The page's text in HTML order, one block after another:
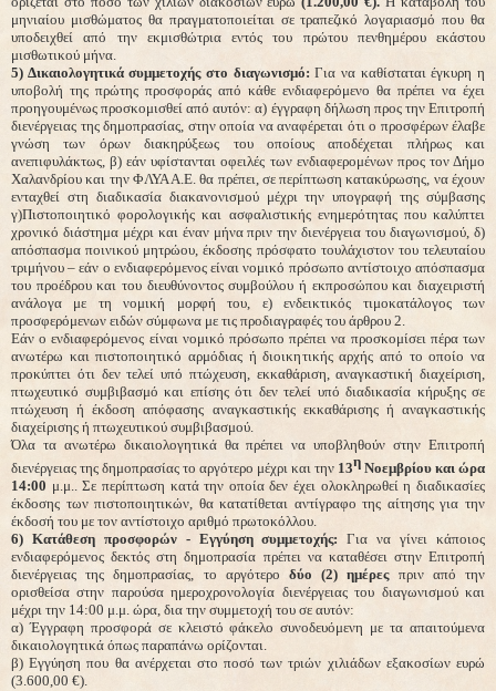
μηνιαίου μισθώματος θα πραγματοποιείται σε τραπεζικό λογαριασμό που θα
υποδειχθεί από την εκμισθώτρια εντός του πρώτου πενθημέρου εκάστου
μισθωτικού μήνα.
5) Δικαιολογητικά συμμετοχής στο διαγωνισμό:Για να καθίσταται έγκυρη η
υποβολή της πρώτης προσφοράς από κάθε ενδιαφερόμενο θα πρέπει να έχει
προηγουμένως προσκομισθεί από αυτόν: α) έγγραφη δήλωση προς την Επιτροπή
διενέργειας της δημοπρασίας, στην οποία να αναφέρεται ότι ο προσφέρων έλαβε
γνώση των όρων διακηρύξεως του οποίους αποδέχεται πλήρως και
ανεπιφυλάκτως, β) εάν υφίστανται οφειλές των ενδιαφερομένων προς τον Δήμο
Χαλανδρίου και την ΦΛΥΑ Α.Ε. θα πρέπει, σε περίπτωση κατακύρωσης, να έχουν
ενταχθεί στη διαδικασία διακανονισμού μέχρι την υπογραφή της σύμβασης
γ)Πιστοποιητικό φορολογικής και ασφαλιστικής ενημερότητας που καλύπτει
χρονικό διάστημα μέχρι και έναν μήνα πριν την διενέργεια του διαγωνισμού, δ)
απόσπασμα ποινικού μητρώου, έκδοσης πρόσφατο τουλάχιστον του τελευταίου
τριμήνου – εάν ο ενδιαφερόμενος είναι νομικό πρόσωπο αντίστοιχο απόσπασμα
του προέδρου και του διευθύνοντος συμβούλου ή εκπροσώπου και διαχειριστή
ανάλογα με τη νομική μορφή του, ε) ενδεικτικός τιμοκατάλογος των
προσφερόμενων ειδών σύμφωνα με τις προδιαγραφές του άρθρου 2.
Εάν ο ενδιαφερόμενος είναι νομικό πρόσωπο πρέπει να προσκομίσει πέρα των
ανωτέρω και πιστοποιητικό αρμόδιας ή διοικητικής αρχής από το οποίο να
προκύπτει ότι δεν τελεί υπό πτώχευση, εκκαθάριση, αναγκαστική διαχείριση,
πτωχευτικό συμβιβασμό και επίσης ότι δεν τελεί υπό διαδικασία κήρυξης σε
πτώχευση ή έκδοση απόφασης αναγκαστικής εκκαθάρισης ή αναγκαστικής
διαχείρισης ή πτωχευτικού συμβιβασμού.
Όλα τα ανωτέρω δικαιολογητικά θα πρέπει να υποβληθούν στην Επιτροπή
διενέργειας της δημοπρασίας το αργότερο μέχρι και την 13η Νοεμβρίου και ώρα
14:00 μ.μ.. Σε περίπτωση κατά την οποία δεν έχει ολοκληρωθεί η διαδικασίες
έκδοσης των πιστοποιητικών, θα κατατίθεται αντίγραφο της αίτησης για την
έκδοσή του με τον αντίστοιχο αριθμό πρωτοκόλλου.
6) Κατάθεση προσφορών - Εγγύηση συμμετοχής:Για να γίνει κάποιος
ενδιαφερόμενος δεκτός στη δημοπρασία πρέπει να καταθέσει στην Επιτροπή
διενέργειας της δημοπρασίας, το αργότερο δύο (2) ημέρεςπριν από την
ορισθείσα στην παρούσα ημεροχρονολογία διενέργειας του διαγωνισμού και
μέχρι την 14:00 μ.μ. ώρα, δια την συμμετοχή του σε αυτόν:
α) Έγγραφη προσφορά σε κλειστό φάκελο συνοδευόμενη με τα απαιτούμενα
δικαιολογητικά όπως παραπάνω ορίζονται.
β) Εγγύηση που θα ανέρχεται στο ποσό των τριών χιλιάδων εξακοσίων ευρώ
(3.600,00 €).